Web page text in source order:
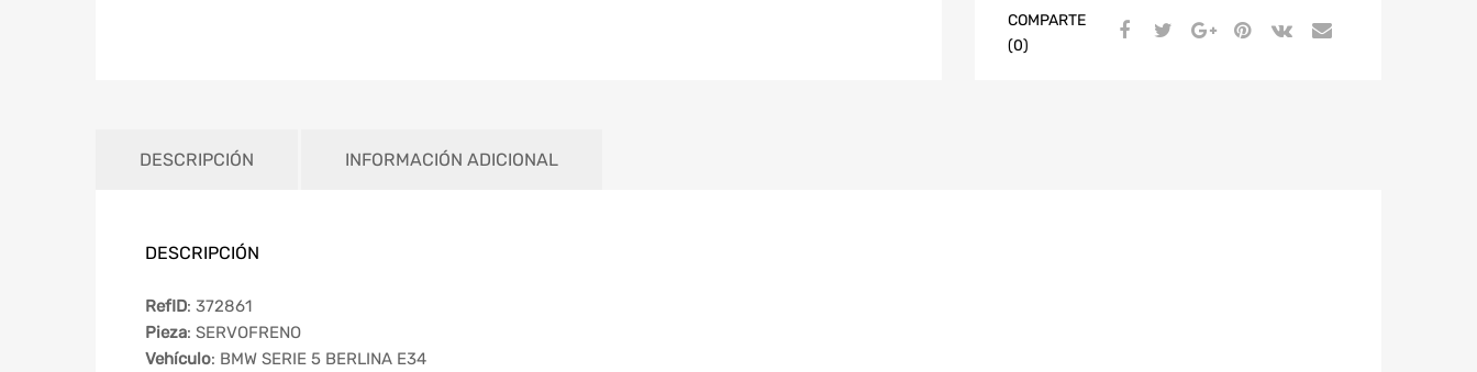
COMPARTE
(0)
DESCRIPCIÓN INFORMACIÓN ADICIONAL
DESCRIPCIÓN
RefID: 372861
Pieza: SERVOFRENO
Vehículo: BMW SERIE 5 BERLINA E34